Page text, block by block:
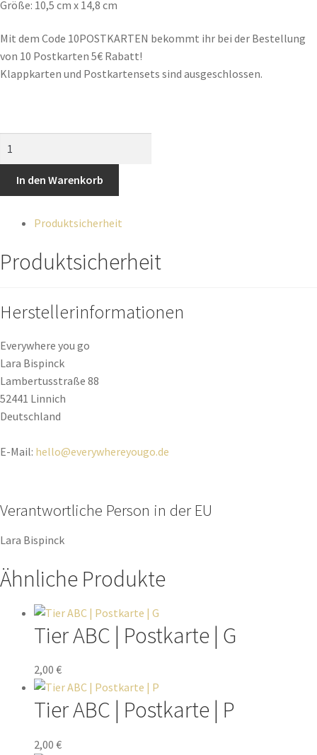
Größe: 10,5 cm x 14,8 cm
Mit dem Code 10POSTKARTEN bekommt ihr bei der Bestellung
von 10 Postkarten 5€ Rabatt!
Klappkarten und Postkartensets sind ausgeschlossen.
In den Warenkorb
Produktsicherheit
Produktsicherheit
Herstellerinformationen
Everywhere you go
Lara Bispinck
Lambertusstraße 88
52441 Linnich
Deutschland
E-Mail: hello@everywhereyougo.de
Verantwortliche Person in der EU
Lara Bispinck
Ähnliche Produkte
Tier ABC | Postkarte | G
2,00 €
Tier ABC | Postkarte | P
2,00 €